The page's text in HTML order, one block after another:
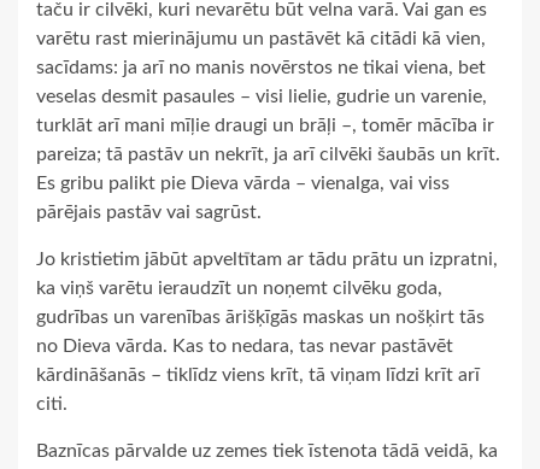
taču ir cilvēki, kuri nevarētu būt velna varā. Vai gan es
varētu rast mierinājumu un pastāvēt kā citādi kā vien,
sacīdams: ja arī no manis novērstos ne tikai viena, bet
veselas desmit pasaules – visi lielie, gudrie un varenie,
turklāt arī mani mīļie draugi un brāļi –, tomēr mācība ir
pareiza; tā pastāv un nekrīt, ja arī cilvēki šaubās un krīt.
Es gribu palikt pie Dieva vārda – vienalga, vai viss
pārējais pastāv vai sagrūst.
Jo kristietim jābūt apveltītam ar tādu prātu un izpratni,
ka viņš varētu ieraudzīt un noņemt cilvēku goda,
gudrības un varenības ārišķīgās maskas un nošķirt tās
no Dieva vārda. Kas to nedara, tas nevar pastāvēt
kārdināšanās – tiklīdz viens krīt, tā viņam līdzi krīt arī
citi.
Baznīcas pārvalde uz zemes tiek īstenota tādā veidā, ka